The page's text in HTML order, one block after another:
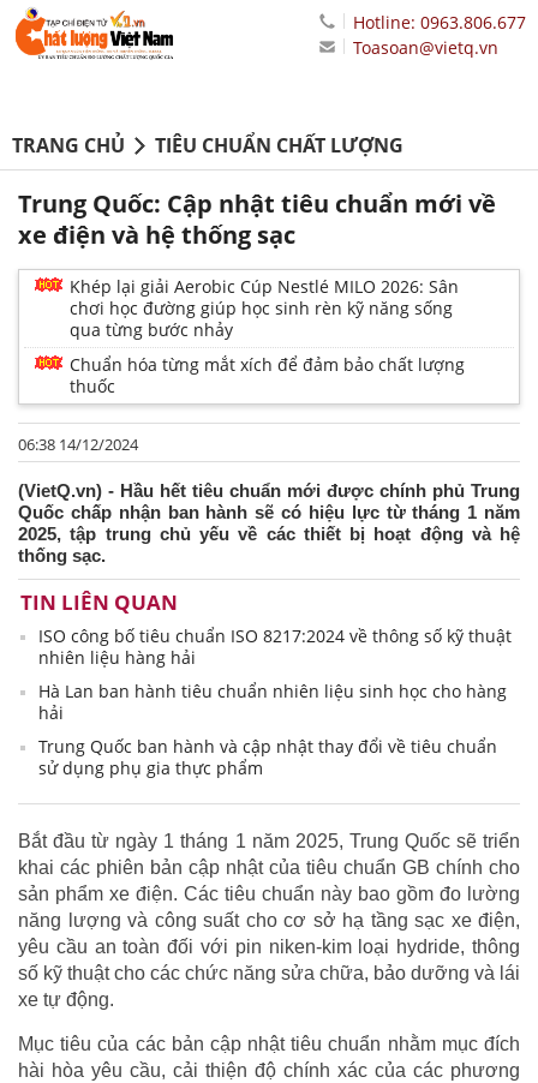
Hotline: 0963.806.677
Toasoan@vietq.vn
TRANG CHỦ TIÊU CHUẨN CHẤT LƯỢNG
Trung Quốc: Cập nhật tiêu chuẩn mới về
xe điện và hệ thống sạc
Khép lại giải Aerobic Cúp Nestlé MILO 2026: Sân
chơi học đường giúp học sinh rèn kỹ năng sống
qua từng bước nhảy
Chuẩn hóa từng mắt xích để đảm bảo chất lượng
thuốc
06:38 14/12/2024
(VietQ.vn) - Hầu hết tiêu chuẩn mới được chính phủ Trung
Quốc chấp nhận ban hành sẽ có hiệu lực từ tháng 1 năm
2025, tập trung chủ yếu về các thiết bị hoạt động và hệ
thống sạc.
TIN LIÊN QUAN
ISO công bố tiêu chuẩn ISO 8217:2024 về thông số kỹ thuật
nhiên liệu hàng hải
Hà Lan ban hành tiêu chuẩn nhiên liệu sinh học cho hàng
hải
Trung Quốc ban hành và cập nhật thay đổi về tiêu chuẩn
sử dụng phụ gia thực phẩm
Bắt đầu từ ngày 1 tháng 1 năm 2025, Trung Quốc sẽ triển
khai các phiên bản cập nhật của tiêu chuẩn GB chính cho
sản phẩm xe điện. Các tiêu chuẩn này bao gồm đo lường
năng lượng và công suất cho cơ sở hạ tầng sạc xe điện,
yêu cầu an toàn đối với pin niken-kim loại hydride, thông
số kỹ thuật cho các chức năng sửa chữa, bảo dưỡng và lái
xe tự động.
Mục tiêu của các bản cập nhật tiêu chuẩn nhằm mục đích
hài hòa yêu cầu, cải thiện độ chính xác của các phương